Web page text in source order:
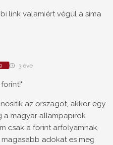
link valamiért végül a sima
3 éve
az orszagot, akkor egy
a magyar allampapirok
csak a forint arfolyamnak,
adokat es meg